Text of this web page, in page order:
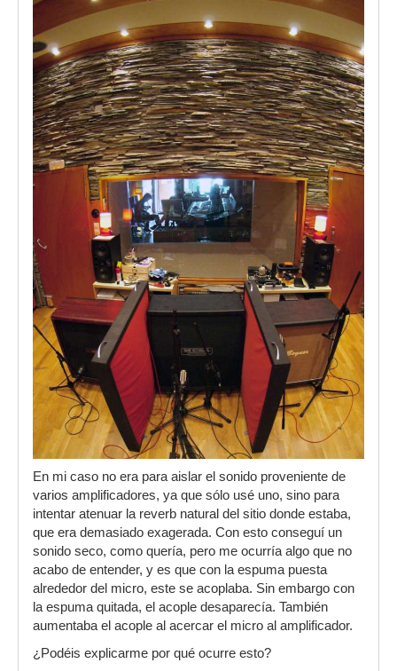
En mi caso no era para aislar el sonido proveniente de
varios amplificadores, ya que sólo usé uno, sino para
intentar atenuar la reverb natural del sitio donde estaba,
que era demasiado exagerada. Con esto conseguí un
sonido seco, como quería, pero me ocurría algo que no
acabo de entender, y es que con la espuma puesta
alrededor del micro, este se acoplaba. Sin embargo con
la espuma quitada, el acople desaparecía. También
aumentaba el acople al acercar el micro al amplificador.
¿Podéis explicarme por qué ocurre esto?